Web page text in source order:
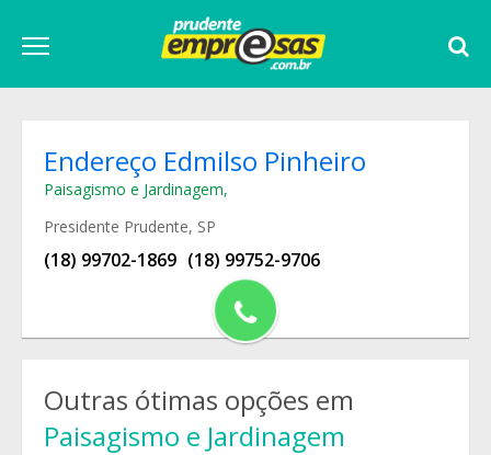
Endereço Edmilso Pinheiro
Paisagismo e Jardinagem,
Presidente Prudente, SP
(18) 99702-1869 (18) 99752-9706
Outras ótimas opções em
Paisagismo e Jardinagem